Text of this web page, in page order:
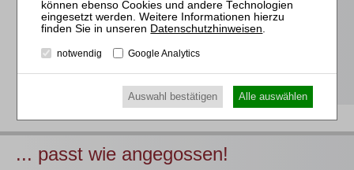
Hochwertige Unterlagen für die Teilnahme, ideal auch zum
späteren Nachschlagen
Erwerb des anerkannten
... passt wie angegossen!
Datenschutzhinweisen.
notwendig Google Analytics
Auswahl bestätigen Alle auswählen